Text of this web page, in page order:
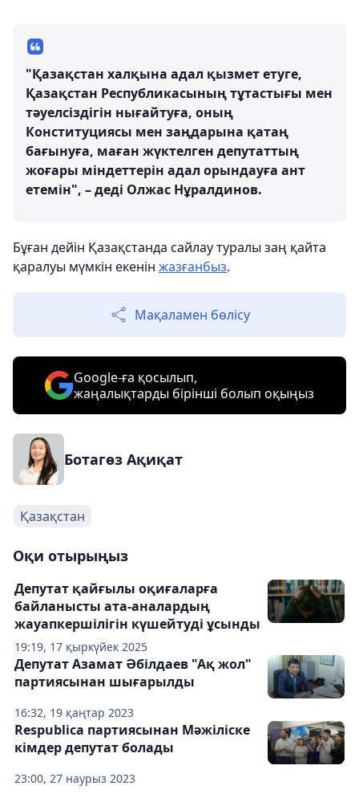
"Қазақстан халқына адал қызмет етуге,
Қазақстан Республикасының тұтастығы мен
тәуелсіздігін нығайтуға, оның
Конституциясы мен заңдарына қатаң
бағынуға, маған жүктелген депутаттың
жоғары міндеттерін адал орындауға ант
етемін", – деді Олжас Нұралдинов.
Бұған дейін Қазақстанда сайлау туралы заң қайта
қаралуы мүмкін екенін жазғанбыз.
Мақаламен бөлісу
Google-ға қосылып,
жаңалықтарды бірінші болып оқыңыз
Ботагөз Ақиқат
Қазақстан
Оқи отырыңыз
19:19, 17 қыркүйек 2025
Депутат қайғылы оқиғаларға
байланысты ата-аналардың
жауапкершілігін күшейтуді ұсынды
16:32, 19 қаңтар 2023
Депутат Азамат Әбілдаев "Ақ жол"
партиясынан шығарылды
23:00, 27 наурыз 2023
Respublica партиясынан Мәжіліске
кімдер депутат болады